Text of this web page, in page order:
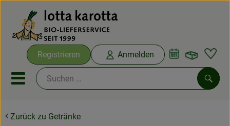
Registrieren Anmelden
Mobiles Menu öffnen oder
Ökokisten
Zurück zu Getränke